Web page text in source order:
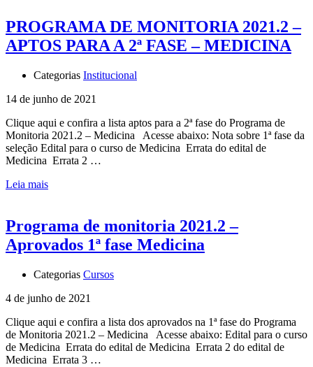
PROGRAMA DE MONITORIA 2021.2 –
APTOS PARA A 2ª FASE – MEDICINA
Categorias Institucional
14 de junho de 2021
Clique aqui e confira a lista aptos para a 2ª fase do Programa de
Monitoria 2021.2 – Medicina Acesse abaixo: Nota sobre 1ª fase da
seleção Edital para o curso de Medicina Errata do edital de
Medicina Errata 2 …
Leia mais
Programa de monitoria 2021.2 –
Aprovados 1ª fase Medicina
Categorias Cursos
4 de junho de 2021
Clique aqui e confira a lista dos aprovados na 1ª fase do Programa
de Monitoria 2021.2 – Medicina Acesse abaixo: Edital para o curso
de Medicina Errata do edital de Medicina Errata 2 do edital de
Medicina Errata 3 …